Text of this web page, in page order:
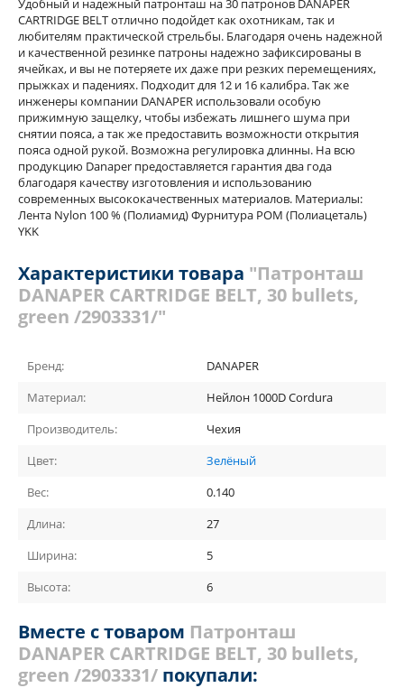
Удобный и надежный патронташ на 30 патронов DANAPER
CARTRIDGE BELT отлично подойдет как охотникам, так и
любителям практической стрельбы. Благодаря очень надежной
и качественной резинке патроны надежно зафиксированы в
ячейках, и вы не потеряете их даже при резких перемещениях,
прыжках и падениях. Подходит для 12 и 16 калибра. Так же
инженеры компании DANAPER использовали особую
прижимную защелку, чтобы избежать лишнего шума при
снятии пояса, а так же предоставить возможности открытия
пояса одной рукой. Возможна регулировка длинны. На всю
продукцию Danaper предоставляется гарантия два года
благодаря качеству изготовления и использованию
современных высококачественных материалов. Материалы:
Лента Nylon 100 % (Полиамид) Фурнитура POM (Полиацеталь)
YKK
Характеристики товара "Патронташ
DANAPER CARTRIDGE BELT, 30 bullets,
green /2903331/"
Бренд:
DANAPER
Материал:
Нейлон 1000D Cordura
Производитель:
Чехия
Цвет:
Зелёный
Вес:
0.140
Длина:
27
Ширина:
5
Высота:
6
Вместе с товаром Патронташ
DANAPER CARTRIDGE BELT, 30 bullets,
green /2903331/ покупали: